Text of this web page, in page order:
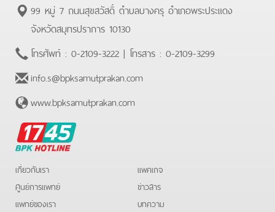
99 หมู่ 7 ถนนสุขสวัสดิ์ ตำบลบางครุ อำเภอพระประแดง
จังหวัดสมุทรปราการ 10130
โทรศัพท์ : 0-2109-3222 | โทรสาร : 0-2109-3299
info.s@bpksamutprakan.com
www.bpksamutprakan.com
BPK
Hotline
เกี่ยวกับเรา
ศูนย์การแพทย์
แพทย์ของเรา
แพคเกจ
ข่าวสาร
บทความ